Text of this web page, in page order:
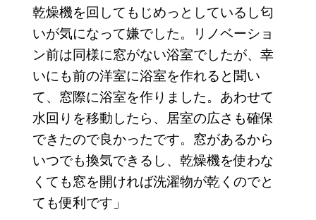
乾燥機を回してもじめっとしているし匂
いが気になって嫌でした。リノベーショ
ン前は同様に窓がない浴室でしたが、幸
いにも前の洋室に浴室を作れると聞い
て、窓際に浴室を作りました。あわせて
水回りを移動したら、居室の広さも確保
できたので良かったです。窓があるから
いつでも換気できるし、乾燥機を使わな
くても窓を開ければ洗濯物が乾くのでと
ても便利です」